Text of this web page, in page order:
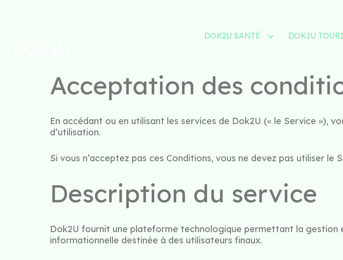
DOK2U SANTÉ DOK2U
Acceptation des
En accédant ou en utilisant les services de Dok2U (« le Service »),
d’utilisation.
Si vous n’acceptez pas ces Conditions, vous ne devez pas utiliser le
Description du service
Dok2U fournit une plateforme technologique permettant la gestion
informationnelle destinée à des utilisateurs finaux.